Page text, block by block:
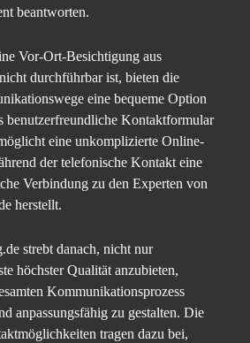
beantworten.
Vor-Ort-Besichtigung aus
durchführbar ist, bieten die
eine bequeme Option
benutzerfreundliche Kontaktformular
eine unkomplizierte Online-
der telefonische Kontakt eine
Verbindung zu den Experten von
herstellt.
strebt danach, nicht nur
höchster Qualität anzubieten,
Kommunikationsprozess
anpassungsfähig zu gestalten. Die
tragen dazu bei,